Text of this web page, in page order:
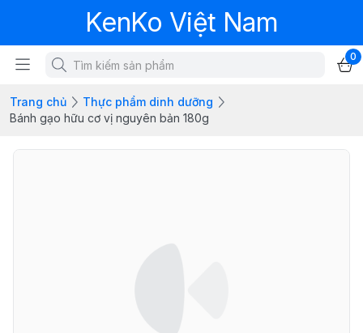
KenKo Việt Nam
0
Trang chủ
Thực phẩm dinh dưỡng
Bánh gạo hữu cơ vị nguyên bản 180g